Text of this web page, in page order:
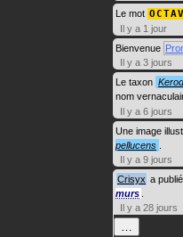
Le mot
Il y a 1 jour
Bienvenue
Il y a 3 jours
Le taxon
nom
Il y a 6 jours
Une image
pellucens
Il y a 9 jours
Crisyx a
murs
Il y a 28 jours